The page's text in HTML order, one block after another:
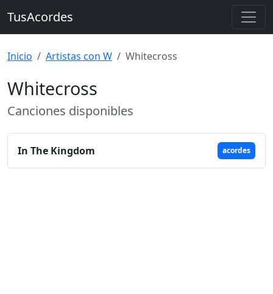
TusAcordes
Inicio Artistas con W Whitecross
Whitecross
Canciones disponibles
In The Kingdom acordes